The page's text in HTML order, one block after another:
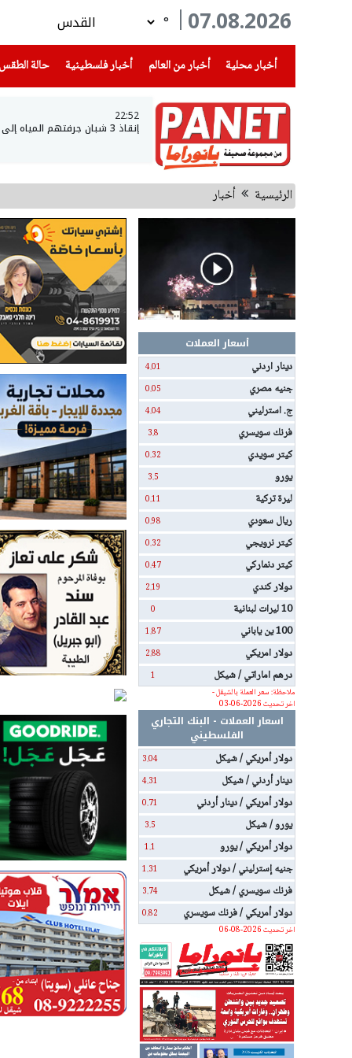
07.08.2026
°
أخبار محلية
(current) أخبار من العالم أخبار فلسطينية(current) حالة
22:52
إنقاذ 3 شبان جرفتهم المياه إلى عمق بحيرة طبريا
الرئيسية أخبار
أسعار العملات
دينار اردني
4.01
جنيه مصري 0.05
ج. استرليني 4.04
فرنك سويسري 3.8
كيتر سويدي 0.32
يورو 3.5
ليرة تركية 0.11
ريال سعودي 0.98
كيتر نرويجي 0.32
كيتر دنماركي 0.47
دولار كندي 2.19
10 ليرات لبنانية 0
100 ين ياباني 1.87
دولار امريكي 2.88
درهم اماراتي / شيكل
1
ملاحظة: سعر العملة بالشيقل -
اخر تحديث 2026-06-03
اسعار العملات - البنك التجاري
الفلسطيني
دولار أمريكي / شيكل
3.04
دينار أردني / شيكل 4.31
دولار أمريكي / دينار أردني 0.71
يورو / شيكل 3.5
دولار أمريكي / يورو 1.1
جنيه إسترليني / دولار أمريكي 1.31
فرنك سويسري / شيكل 3.74
دولار أمريكي / فرنك سويسري
0.82
اخر تحديث 2026-08-06